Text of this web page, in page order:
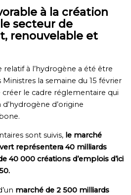
à la création
secteur de
renouvelable et
à l’hydrogène a été être
la semaine du 15 février
créer le cadre réglementaire qui
d’origine
sont suivis, le marché
représentera 40 milliards
40 000 créations d’emplois d’ici
marché de 2 500 milliards